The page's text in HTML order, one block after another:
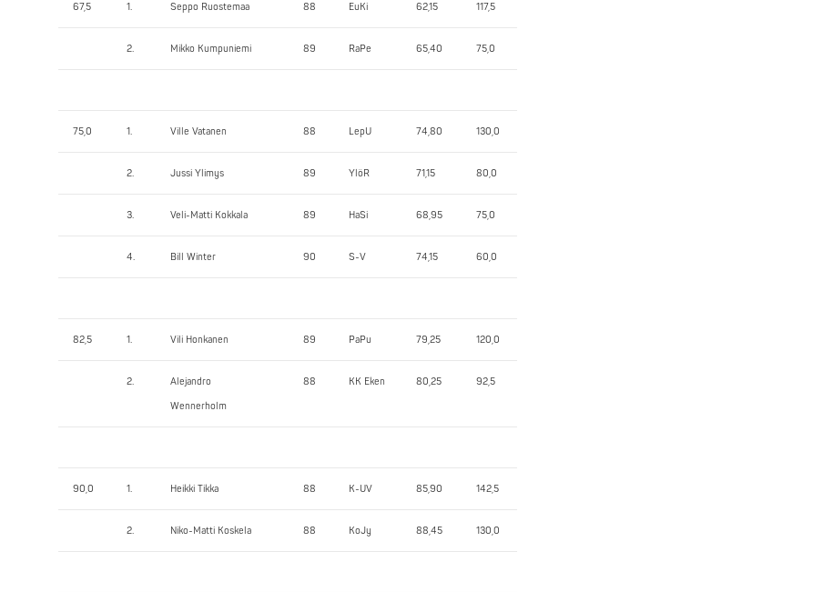
67,5 1. Seppo Ruostemaa 88 EuKi 62,15 117,5
2. Mikko Kumpuniemi 89 RaPe 65,40 75,0
75,0 1. Ville Vatanen 88 LepU 74,80 130,0
2. Jussi Ylimys 89 YlöR 71,15 80,0
3. Veli-Matti Kokkala 89 HaSi 68,95 75,0
4. Bill Winter 90 S-V 74,15 60,0
82,5 1. Vili Honkanen 89 PaPu 79,25 120,0
2. Alejandro
Wennerholm
88 KK Eken 80,25 92,5
90,0 1. Heikki Tikka 88 K-UV 85,90 142,5
2. Niko-Matti Koskela 88 KoJy 88,45 130,0